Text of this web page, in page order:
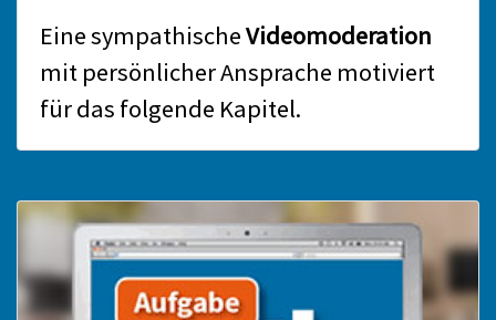
Eine sympathischeVideomoderation
mit persönlicher Ansprache motiviert
für das folgende Kapitel.